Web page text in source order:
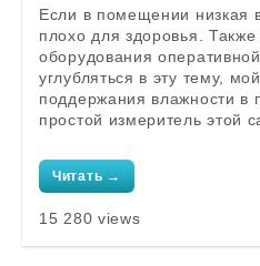
Если в помещении низкая
плохо для здоровья.
оборудования
углубляться в эту тему,
поддержания влажности
простой измеритель этой
Читать →
15 280 views